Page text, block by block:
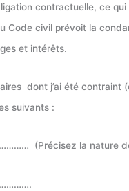
contractuelle, ce
Code civil prévoit la
et intérêts.
dont j’ai été contraint
suivants :
(Précisez la nature